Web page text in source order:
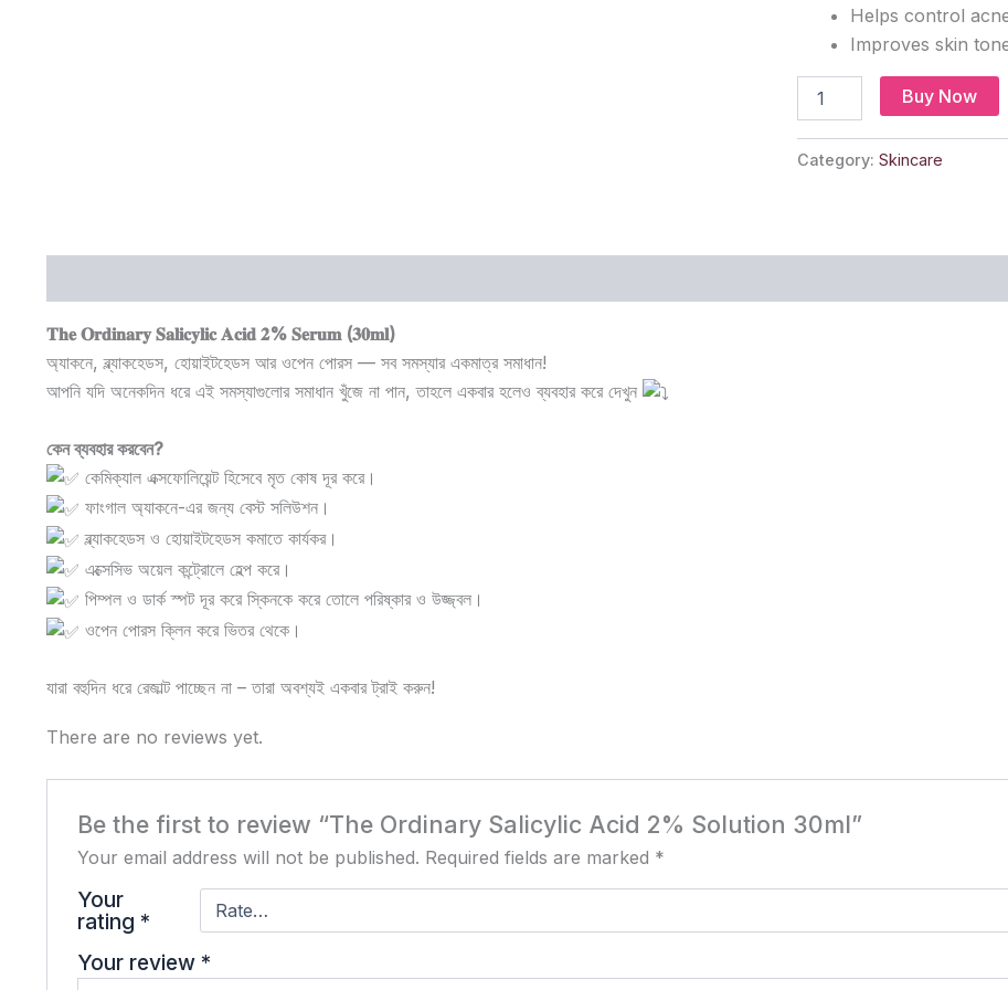
Helps control
Improves skin
Buy Now
Category:Skincare
𝐓𝐡𝐞 𝐎𝐫𝐝𝐢𝐧𝐚𝐫𝐲 𝐒𝐚𝐥𝐢𝐜𝐲𝐥𝐢𝐜 𝐀𝐜𝐢𝐝 𝟐% 𝐒𝐞𝐫𝐮𝐦 (𝟑𝟎𝐦𝐥)
অ্যাকনে, ব্ল্যাকহেডস, হোয়াইটহেডস আর ওপেন পোরস — সব সমস্যার একমাত্র সমাধান!
আপনি যদি অনেকদিন ধরে এই সমস্যাগুলোর সমাধান খুঁজে না পান, তাহলে একবার হলেও ব্যবহার করে দেখুন
কেন ব্যবহার করবেন?
কেমিক্যাল এক্সফোলিয়েন্ট হিসেবে মৃত কোষ দূর করে।
ফাংগাল অ্যাকনে-এর জন্য বেস্ট সলিউশন।
ব্ল্যাকহেডস ও হোয়াইটহেডস কমাতে কার্যকর।
এক্সেসিভ অয়েল কন্ট্রোলে হেল্প করে।
পিম্পল ও ডার্ক স্পট দূর করে স্কিনকে করে তোলে পরিষ্কার ও উজ্জ্বল।
ওপেন পোরস ক্লিন করে ভিতর থেকে।
যারা বহুদিন ধরে রেজাল্ট পাচ্ছেন না – তারা অবশ্যই একবার ট্রাই করুন!
There are no reviews yet.
Be the first to review “The Ordinary Salicylic Acid 2% Solution 30ml”
Your email address will not be published. Required fields are marked *
Your
rating *
Your review *